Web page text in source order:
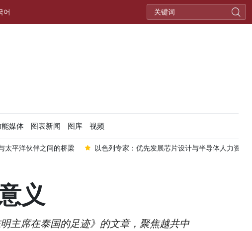
어
媒体 图表新闻 图库 视频
太平洋伙伴之间的桥梁 以色列专家：优先发展芯片设计与半导体人力资源
义
主席在泰国的足迹》的文章，聚焦越共中